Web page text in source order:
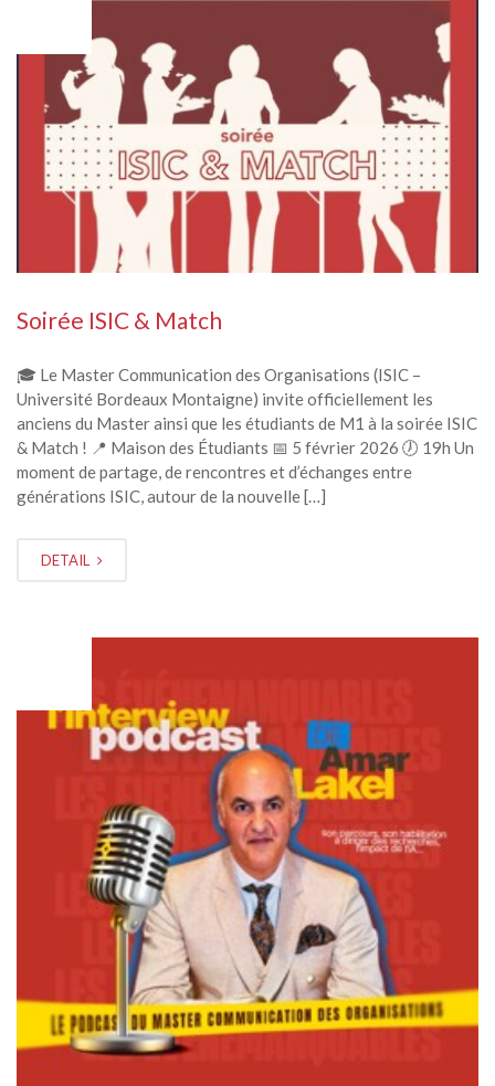
Soirée ISIC & Match
🎓 Le Master Communication des Organisations (ISIC –
Université Bordeaux Montaigne) invite officiellement les
anciens du Master ainsi que les étudiants de M1 à la soirée ISIC
& Match ! 📍 Maison des Étudiants 📅 5 février 2026 🕖 19h Un
moment de partage, de rencontres et d’échanges entre
générations ISIC, autour de la nouvelle […]
DETAIL